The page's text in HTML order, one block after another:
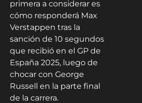
primera a considerar es
cómo responderá Max
Verstappen tras la
sanción de 10 segundos
que recibió en el GP de
España 2025, luego de
chocar con George
Russell en la parte final
de la carrera.